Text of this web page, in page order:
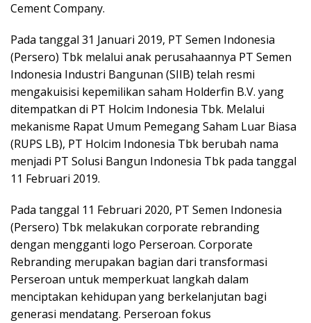
Cement Company.
Pada tanggal 31 Januari 2019, PT Semen Indonesia
(Persero) Tbk melalui anak perusahaannya PT Semen
Indonesia Industri Bangunan (SIIB) telah resmi
mengakuisisi kepemilikan saham Holderfin B.V. yang
ditempatkan di PT Holcim Indonesia Tbk. Melalui
mekanisme Rapat Umum Pemegang Saham Luar Biasa
(RUPS LB), PT Holcim Indonesia Tbk berubah nama
menjadi PT Solusi Bangun Indonesia Tbk pada tanggal
11 Februari 2019.
Pada tanggal 11 Februari 2020, PT Semen Indonesia
(Persero) Tbk melakukan corporate rebranding
dengan mengganti logo Perseroan. Corporate
Rebranding merupakan bagian dari transformasi
Perseroan untuk memperkuat langkah dalam
menciptakan kehidupan yang berkelanjutan bagi
generasi mendatang. Perseroan fokus